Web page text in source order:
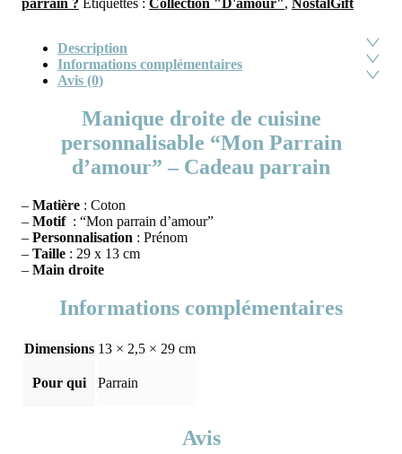
parrain ? Étiquettes : Collection "D'amour", NostalGift
Description
Informations complémentaires
Avis (0)
Manique droite de cuisine
personnalisable “Mon Parrain
d’amour” – Cadeau parrain
– Matière : Coton
– Motif: “Mon parrain d’amour”
– Personnalisation : Prénom
– Taille : 29 x 13 cm
– Main droite
Informations complémentaires
Dimensions 13 × 2,5 × 29 cm
Pour qui Parrain
Avis